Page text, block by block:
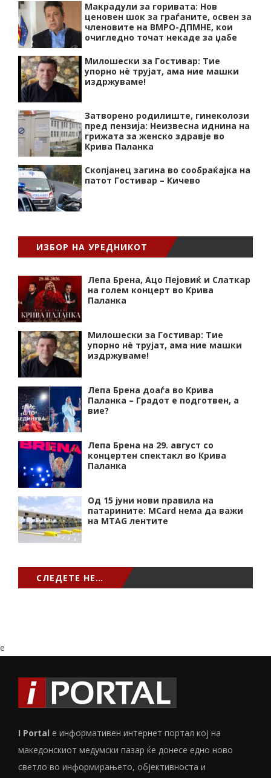
Макрадули за горивата: Нов
ценовен шок за граѓаните, освен за
членовите на ВМРО-ДПМНЕ, кои
очигледно точат некаде за џабе
Милошески за Гостивар: Тие
упорно нѐ трујат, ама ние машки
издржуваме!
Затворено родилиште, гинеколози
пред пензија: Неизвесна иднина на
грижата за женско здравје во
Крива Паланка
Скопјанец загина во сообраќајка на
патот Гостивар – Кичево
ИЗБОР НА УРЕДНИКОТ
Лепа Брена, Ацо Пејовиќ и Слаткар
на голем концерт во Крива
Паланка
Милошески за Гостивар: Тие
упорно нѐ трујат, ама ние машки
издржуваме!
Лепа Брена доаѓа во Крива
Паланка – Градот е подготвен, а
вие?
Лепа Брена на 29. август со
концертен спектакл во Крива
Паланка
Од 15 јуни нови правила на
патарините: MCard нема да важи
на MTAG лентите
СЛЕДЕТЕ НЕ…
e
I Portal е информативен интернет портал кој на
македонскиот медумски пазар ќе донесе едно ново
светло во информирањето, објективноста и